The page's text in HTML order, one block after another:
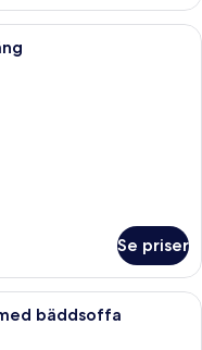
med en stor säng, två
Se priser
hotellrum med en stor
bäddsoffa